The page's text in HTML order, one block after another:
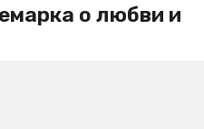
о любви и